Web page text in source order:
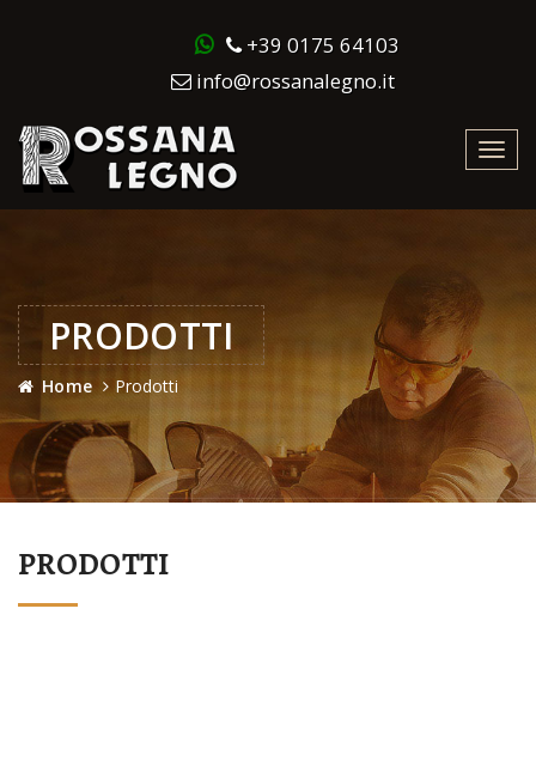
+39 0175 64103
info@rossanalegno.it
PRODOTTI
Home Prodotti
PRODOTTI